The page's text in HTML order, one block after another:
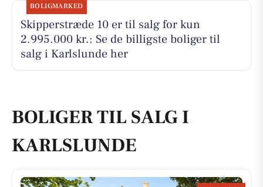
BOLIGMARKED
Skipperstræde 10 er til salg for kun
2.995.000 kr.: Se de billigste boliger til
salg i Karlslunde her
BOLIGER TIL SALG I
KARLSLUNDE